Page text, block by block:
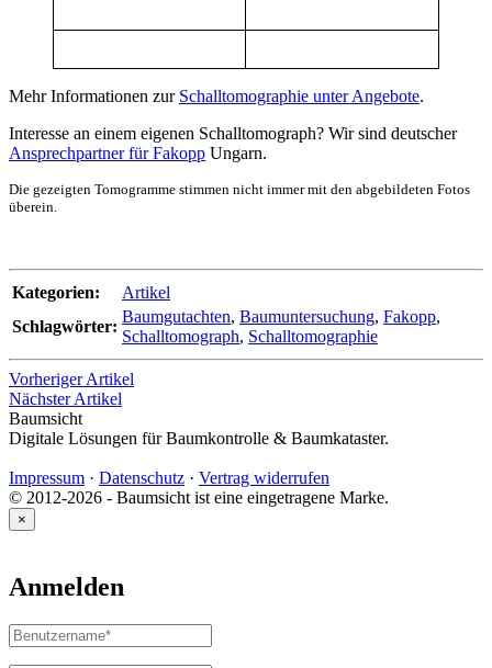
Mehr Informationen zur Schalltomographie unter Angebote.
Interesse an einem eigenen Schalltomograph? Wir sind deutscher
Ansprechpartner für Fakopp Ungarn.
Die gezeigten Tomogramme stimmen nicht immer mit den abgebildeten Fotos
überein.
Kategorien:
Artikel
Schlagwörter:
Baumgutachten, Baumuntersuchung, Fakopp,
Schalltomograph, Schalltomographie
Vorheriger Artikel
Nächster Artikel
Baumsicht
Digitale Lösungen für Baumkontrolle & Baumkataster.
Impressum · Datenschutz · Vertrag widerrufen
© 2012-2026 - Baumsicht ist eine eingetragene Marke.
×
Anmelden
Benutzername
oder